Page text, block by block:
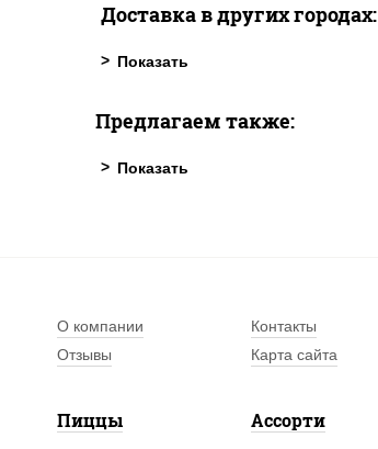
Доставка в других городах:
Предлагаем также:
О компании Контакты
Отзывы
Карта сайта
Пиццы Ассорти